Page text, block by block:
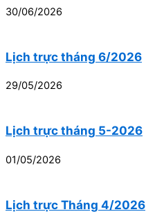
30/06/2026
Lịch trực tháng 6/2026
29/05/2026
Lịch trực tháng 5-2026
01/05/2026
Lịch trực Tháng 4/2026